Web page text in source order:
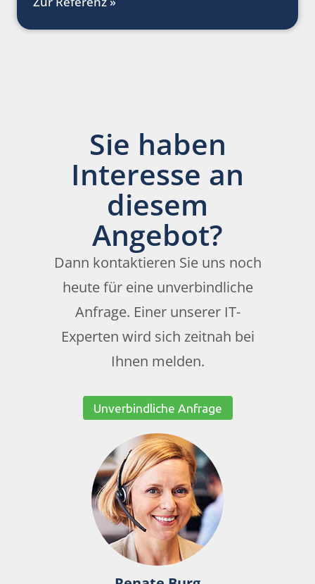
Sie haben
Interesse an
diesem
Angebot?
Dann kontaktieren Sie uns noch
heute für eine unverbindliche
Anfrage. Einer unserer IT-
Experten wird sich zeitnah bei
Ihnen melden.
Unverbindliche Anfrage